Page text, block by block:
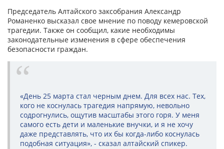
Председатель Алтайского заксобрания Александр
Романенко высказал свое мнение по поводу кемеровской
трагедии. Также он сообщил, какие необходимы
законодательные изменения в сфере обеспечения
безопасности граждан.
«День 25 марта стал черным днем. Для всех нас. Тех,
кого не коснулась трагедия напрямую, невольно
содрогнулись, ощутив масштабы этого горя. У меня
самого есть дети и маленькие внучки, и я не хочу
даже представлять, что их бы когда-либо коснулась
подобная ситуация», - сказал алтайский спикер.